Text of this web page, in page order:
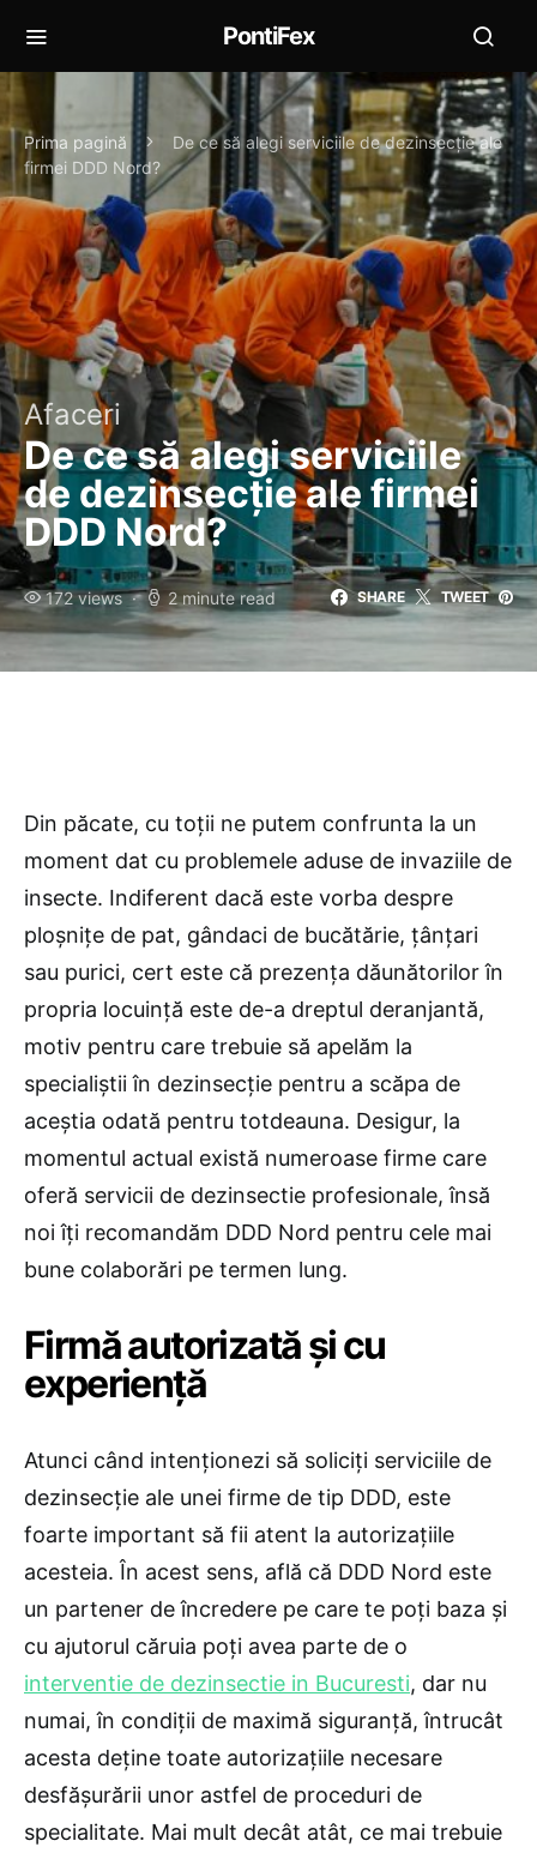
PontiFex
Prima pagină
De ce să alegi serviciile de dezinsecţie ale
firmei DDD Nord?
Afaceri
De ce să alegi serviciile
de dezinsecţie ale firmei
DDD Nord?
172 views 2 minute read SHARE TWEET
Din păcate, cu toţii ne putem confrunta la un
moment dat cu problemele aduse de invaziile de
insecte. Indiferent dacă este vorba despre
ploşniţe de pat, gândaci de bucătărie, ţânţari
sau purici, cert este că prezenţa dăunătorilor în
propria locuinţă este de-a dreptul deranjantă,
motiv pentru care trebuie să apelăm la
specialiştii în dezinsecţie pentru a scăpa de
aceştia odată pentru totdeauna. Desigur, la
momentul actual există numeroase firme care
oferă servicii de dezinsectie profesionale, însă
noi îţi recomandăm DDD Nord pentru cele mai
bune colaborări pe termen lung.
Firmă autorizată şi cu
experienţă
Atunci când intenţionezi să soliciţi serviciile de
dezinsecţie ale unei firme de tip DDD, este
foarte important să fii atent la autorizaţiile
acesteia. În acest sens, află că DDD Nord este
un partener de încredere pe care te poţi baza şi
cu ajutorul căruia poţi avea parte de o
interventie de dezinsectie in Bucuresti, dar nu
numai, în condiţii de maximă siguranţă, întrucât
acesta deţine toate autorizaţiile necesare
desfăşurării unor astfel de proceduri de
specialitate. Mai mult decât atât, ce mai trebuie